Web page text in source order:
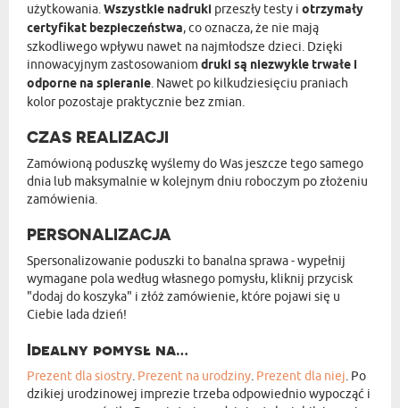
użytkowania.Wszystkie nadruki przeszły testy i otrzymały
certyfikat bezpieczeństwa, co oznacza, że nie mają
szkodliwego wpływu nawet na najmłodsze dzieci. Dzięki
innowacyjnym zastosowaniom druki są niezwykle trwałe i
odporne na spieranie. Nawet po kilkudziesięciu praniach
kolor pozostaje praktycznie bez zmian.
CZAS REALIZACJI
Zamówioną poduszkę wyślemy do Was jeszcze tego samego
dnia lub maksymalnie w kolejnym dniu roboczym po złożeniu
zamówienia.
PERSONALIZACJA
Spersonalizowanie poduszki to banalna sprawa - wypełnij
wymagane pola według własnego pomysłu, kliknij przycisk
"dodaj do koszyka" i złóż zamówienie, które pojawi się u
Ciebie lada dzień!
Idealny pomysł na…
Prezent dla siostry. Prezent na urodziny. Prezent dla niej. Po
dzikiej urodzinowej imprezie trzeba odpowiednio wypocząć i